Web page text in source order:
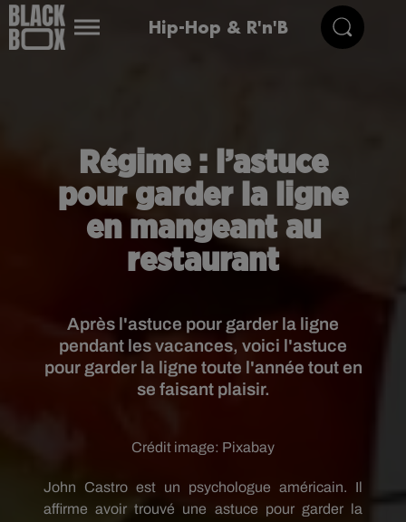
Hip-Hop & R'n'B
Régime : l’astuce
pour garder la ligne
en mangeant au
restaurant
Après l'astuce pour garder la ligne
pendant les vacances, voici l'astuce
pour garder la ligne toute l'année tout en
se faisant plaisir.
Crédit image: Pixabay
John Castro est un psychologue américain. Il
affirme avoir trouvé une astuce pour garder la